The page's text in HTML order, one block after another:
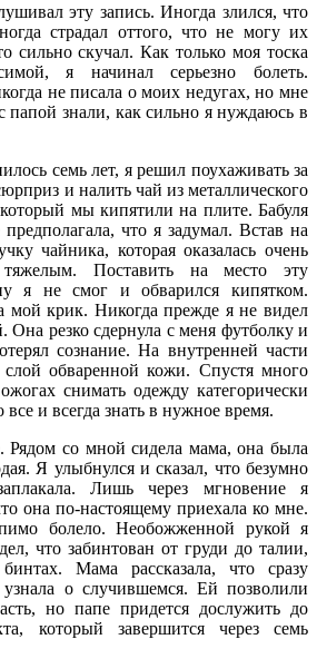
эту запись. Иногда злился, что
страдал оттого, что не могу их
сильно скучал. Как только моя тоска
я начинал серьезно болеть.
не писала о моих недугах, но мне
папой знали, как сильно я нуждаюсь в
семь лет, я решил поухаживать за
и налить чай из металлического
мы кипятили на плите. Бабуля
что я задумал. Встав на
чайника, которая оказалась очень
Поставить на место эту
я не смог и обварился кипятком.
мой крик. Никогда прежде я не видел
Она резко сдернула с меня футболку и
сознание. На внутренней части
обваренной кожи. Спустя много
снимать одежду категорически
и всегда знать в нужное время.
Рядом со мной сидела мама, она была
Я улыбнулся и сказал, что безумно
Лишь через мгновение я
она по-настоящему приехала ко мне.
болело. Необожженной рукой я
что забинтован от груди до талии,
Мама рассказала, что сразу
узнала о случившемся. Ей позволили
но папе придется дослужить до
который завершится через семь